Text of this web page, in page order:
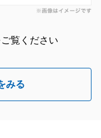
覧ください
みる